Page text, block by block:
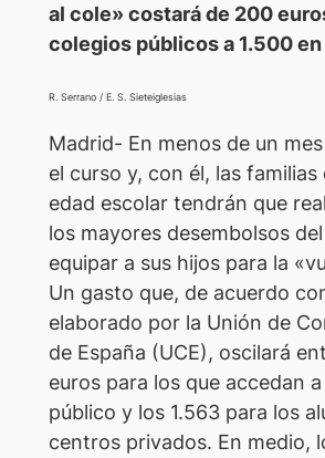
al cole» costará de 200
colegios públicos a 1.500
R. Serrano / E. S. Sieteiglesias
Madrid- En menos de un
el curso y, con él, las familias
edad escolar tendrán que
los mayores desembolsos
equipar a sus hijos para la
Un gasto que, de acuerdo
elaborado por la Unión de
de España (UCE), oscilará
euros para los que accedan
público y los 1.563 para los
centros privados. En medio,